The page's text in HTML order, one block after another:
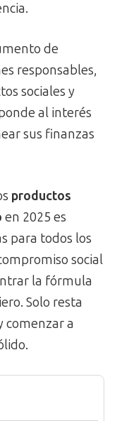
de
responsables,
sociales y
al interés
sus finanzas
productos
en 2025 es
para todos los
social
la fórmula
Solo resta
comenzar a